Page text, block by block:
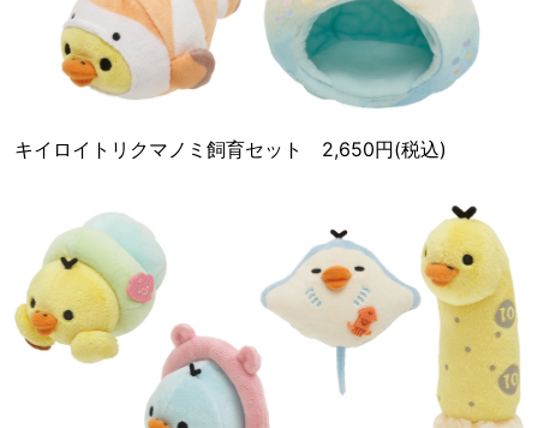
キイロイトリクマノミ飼育セット 2,650円(税込)